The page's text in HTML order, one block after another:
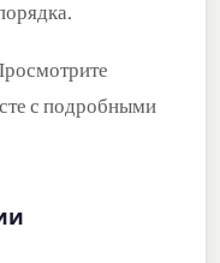
с подробными